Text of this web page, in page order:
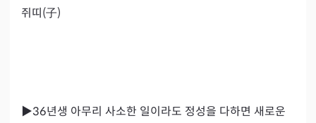
쥐띠(子)
▶36년생 아무리 사소한 일이라도 정성을 다하면 새로운